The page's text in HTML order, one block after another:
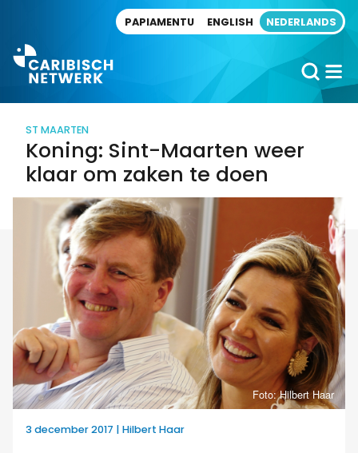
PAPIAMENTU ENGLISH NEDERLANDS
ST MAARTEN
Koning: Sint-Maarten weer
klaar om zaken te doen
Foto: Hilbert Haar
3 december 2017 | Hilbert Haar